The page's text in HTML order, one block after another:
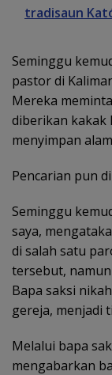
tradisaun
Seminggu
pastor di
Mereka
diberikan kakak
menyimpan
Pencarian pun
Seminggu
saya,
di salah satu
tersebut,
Bapa saksi
gereja, menjadi
Melalui bapa
mengabarkan